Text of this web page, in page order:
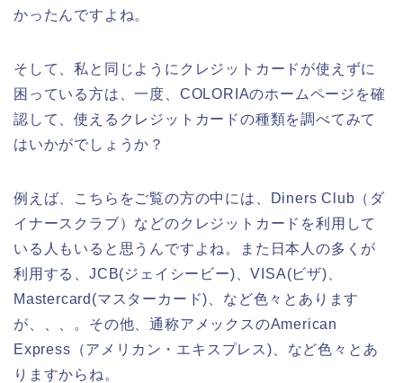
かったんですよね。
そして、私と同じようにクレジットカードが使えずに
困っている方は、一度、COLORIAのホームページを確
認して、使えるクレジットカードの種類を調べてみて
はいかがでしょうか？
例えば、こちらをご覧の方の中には、Diners Club（ダ
イナースクラブ）などのクレジットカードを利用して
いる人もいると思うんですよね。また日本人の多くが
利用する、JCB(ジェイシービー)、VISA(ビザ)、
Mastercard(マスターカード)、など色々とあります
が、、、。その他、通称アメックスのAmerican
Express（アメリカン・エキスプレス)、など色々とあ
りますからね。